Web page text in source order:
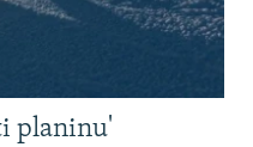
planinu'